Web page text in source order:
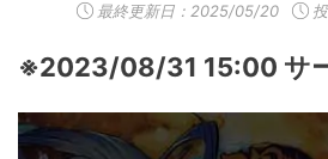
最終更新日： 2025/05/20
※2023/08/31 15:00 サ